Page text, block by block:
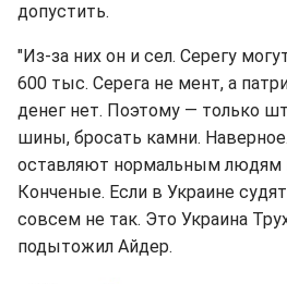
допустить.
"Из-за них он и сел. Серегу
600 тыс. Серега не мент, а
денег нет. Поэтому — только
шины, бросать камни.
оставляют нормальным людям
Конченые. Если в Украине
совсем не так. Это Украина
подытожил Айдер.